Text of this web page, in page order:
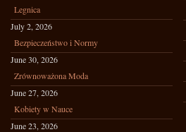
Legnica
July 2, 2026
Bezpieczeństwo i Normy
June 30, 2026
Zrównoważona Moda
June 27, 2026
Kobiety w Nauce
June 23, 2026